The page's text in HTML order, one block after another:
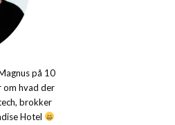
på 10
om hvad der
brokker
Hotel